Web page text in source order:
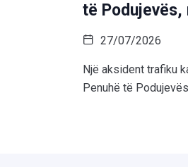
të Podujevës,
27/07/2026
Një aksident trafiku
Penuhë të